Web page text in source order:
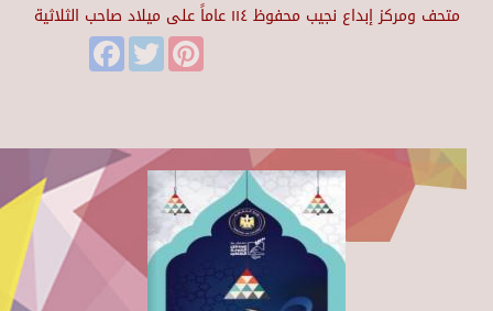
متحف ومركز إبداع نجيب محفوظ ١١٤ عاماً على ميلاد صاحب الثلاثية
FacebookTwitter